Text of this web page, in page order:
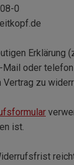
0
Erklärung
oder
zu
ist.